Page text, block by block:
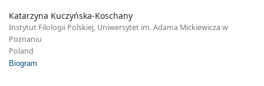
Katarzyna Kuczyńska-Koschany
Instytut Filologii Polskiej, Uniwersytet im. Adama Mickiewicza w
Poznaniu
Poland
Biogram